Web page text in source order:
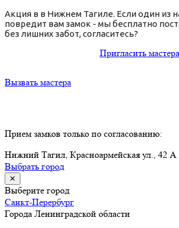
Акция в в Нижнем Тагиле. Если один из
повредит вам замок - мы бесплатно
без лишних забот, согласитесь?
Пригласить мастера
Вызвать мастера
Прием замков только по согласованию:
Нижний Тагил, Красноармейская ул., 42 А
Выбрать город
✕
Выберите город
Санкт-Перербург
Города Ленинградской области